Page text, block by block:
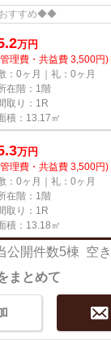
すすめ◆◆
万円
理費・共益費 3,500円)
：0ヶ月｜礼：0ヶ月
在階：1階
取り：1R
積：13.17㎡
万円
理費・共益費 3,500円)
：0ヶ月｜礼：0ヶ月
在階：1階
取り：1R
積：13.18㎡
公開件数5棟 空
まとめて